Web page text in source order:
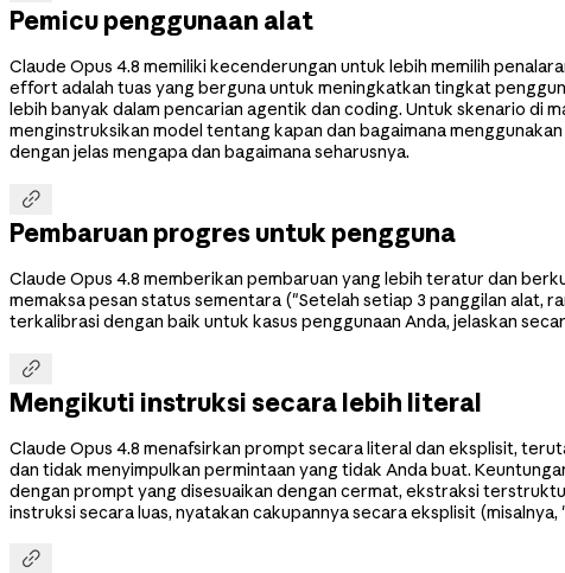
Pemicu penggunaan alat
Claude Opus 4.8 memiliki kecenderungan untuk lebih memilih
effort adalah tuas yang berguna untuk meningkatkan tingkat
lebih banyak dalam pencarian agentik dan coding. Untuk skenario di
menginstruksikan model tentang kapan dan bagaimana
dengan jelas mengapa dan bagaimana seharusnya.

Pembaruan progres untuk pengguna
Claude Opus 4.8 memberikan pembaruan yang lebih teratur dan
memaksa pesan status sementara ("Setelah setiap 3 panggilan alat,
terkalibrasi dengan baik untuk kasus penggunaan Anda, jelaskan

Mengikuti instruksi secara lebih literal
Claude Opus 4.8 menafsirkan prompt secara literal dan eksplisit,
dan tidak menyimpulkan permintaan yang tidak Anda buat.
dengan prompt yang disesuaikan dengan cermat, ekstraksi
instruksi secara luas, nyatakan cakupannya secara eksplisit
